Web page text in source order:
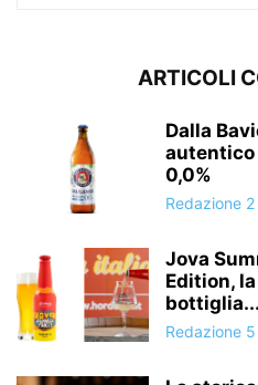
ARTICOLI
Dalla
autentico
0,0%
Redazione 2
Jova
Edition,
bottiglia...
Redazione 5